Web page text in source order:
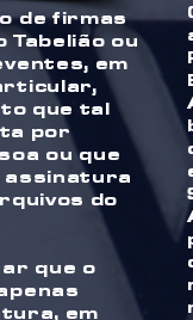
de firmas
Tabelião ou
em
que tal
por
ou que
assinatura
do
que o
em